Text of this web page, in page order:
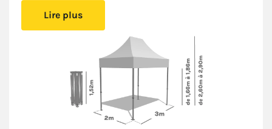
320gr/m² est renforcée au niveau des angles. Elle est
complètement étanche
. L’armature en acier dotée
d’une peinture antirouille garantit sa durabilité pour
utilisation occasionnelle à régulière
Ce stand pliant est polyvalent à un tarif très
abordable pour les particuliers et les professionnels
pack de 4 bâches latérales(3 murs pleins et 1 mur
Lire plus